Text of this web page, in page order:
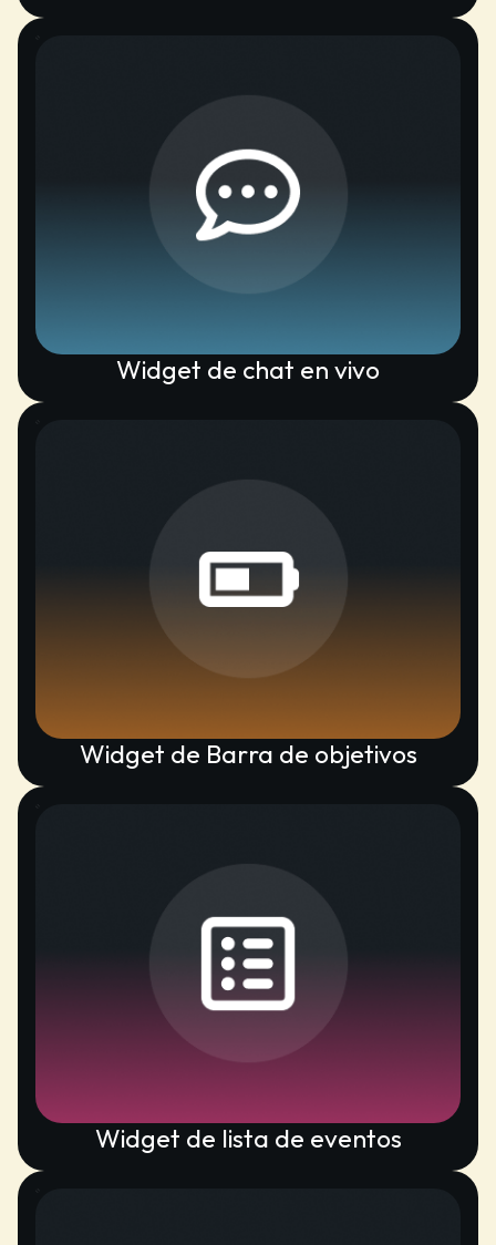
Widget de chat en vivo
Widget de Barra de objetivos
Widget de lista de eventos